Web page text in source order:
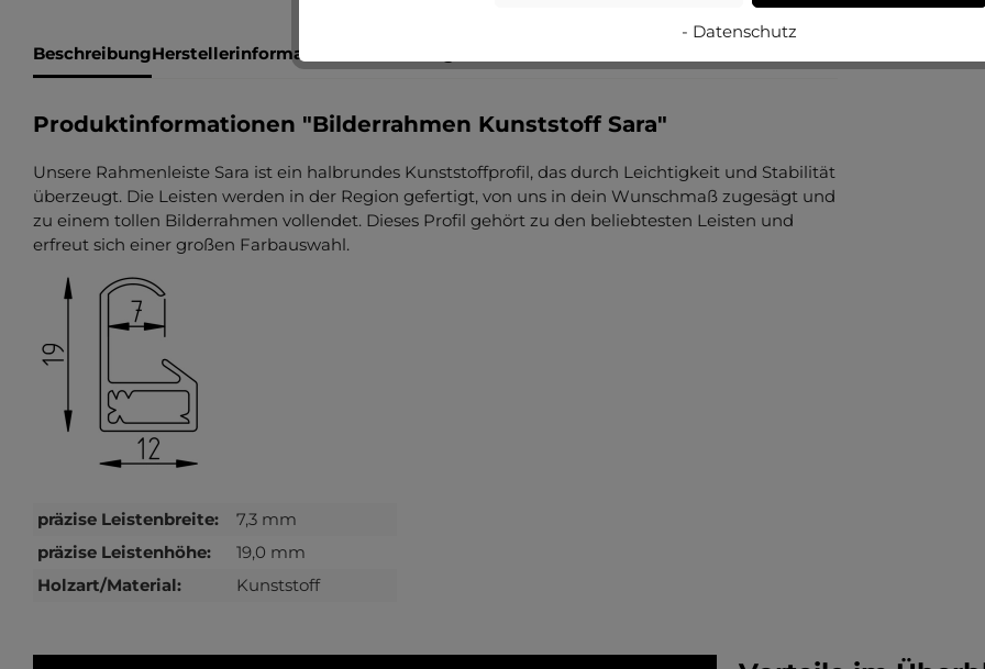
BeschreibungHerstellerinformationen
Produktinformationen "Bilderrahmen Kunststoff Sara"
Unsere Rahmenleiste Sara ist ein halbrundes Kunststoffprofil, das durch Leichtigkeit und Stabilität
überzeugt. Die Leisten werden in der Region gefertigt, von uns in dein Wunschmaß zugesägt und
zu einem tollen Bilderrahmen vollendet. Dieses Profil gehört zu den beliebtesten Leisten und
erfreut sich einer großen Farbauswahl.
präzise Leistenbreite:
7,3 mm
präzise Leistenhöhe:
19,0 mm
Holzart/Material:
Kunststoff
- Datenschutz